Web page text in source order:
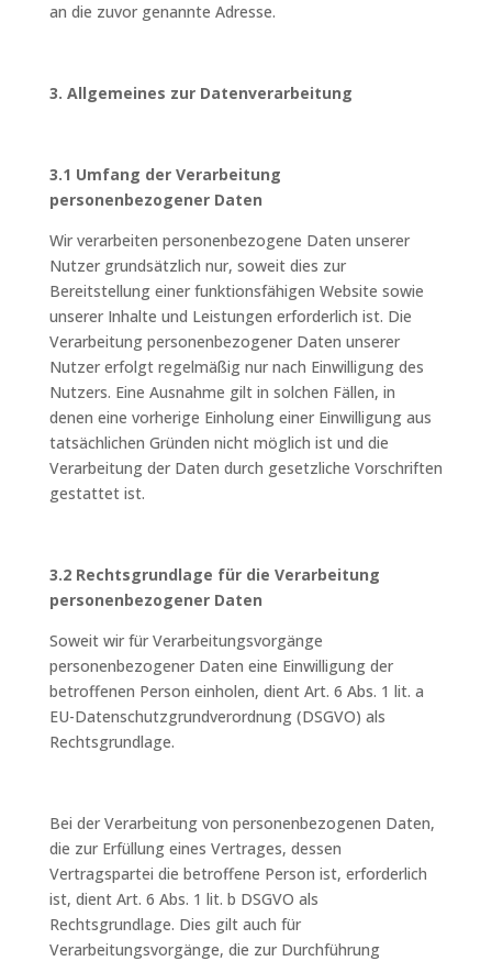
an die zuvor genannte Adresse.
3. Allgemeines zur Datenverarbeitung
3.1 Umfang der Verarbeitung
personenbezogener Daten
Wir verarbeiten personenbezogene Daten unserer
Nutzer grundsätzlich nur, soweit dies zur
Bereitstellung einer funktionsfähigen Website sowie
unserer Inhalte und Leistungen erforderlich ist. Die
Verarbeitung personenbezogener Daten unserer
Nutzer erfolgt regelmäßig nur nach Einwilligung des
Nutzers. Eine Ausnahme gilt in solchen Fällen, in
denen eine vorherige Einholung einer Einwilligung aus
tatsächlichen Gründen nicht möglich ist und die
Verarbeitung der Daten durch gesetzliche Vorschriften
gestattet ist.
3.2 Rechtsgrundlage für die Verarbeitung
personenbezogener Daten
Soweit wir für Verarbeitungsvorgänge
personenbezogener Daten eine Einwilligung der
betroffenen Person einholen, dient Art. 6 Abs. 1 lit. a
EU-Datenschutzgrundverordnung (DSGVO) als
Rechtsgrundlage.
Bei der Verarbeitung von personenbezogenen Daten,
die zur Erfüllung eines Vertrages, dessen
Vertragspartei die betroffene Person ist, erforderlich
ist, dient Art. 6 Abs. 1 lit. b DSGVO als
Rechtsgrundlage. Dies gilt auch für
Verarbeitungsvorgänge, die zur Durchführung